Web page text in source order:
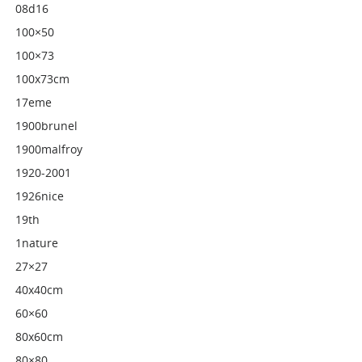
08d16
100×50
100×73
100x73cm
17eme
1900brunel
1900malfroy
1920-2001
1926nice
19th
1nature
27×27
40x40cm
60×60
80x60cm